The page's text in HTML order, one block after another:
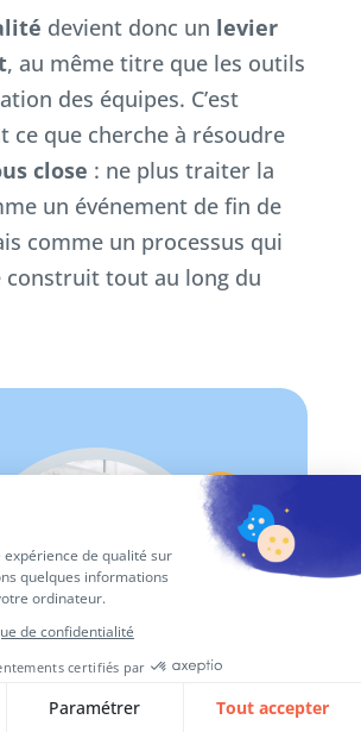
devient donc un levier
, au même titre que les outils
des équipes. C’est
ce que cherche à résoudre
close : ne plus traiter la
un événement de fin de
comme un processus qui
construit tout au long du
